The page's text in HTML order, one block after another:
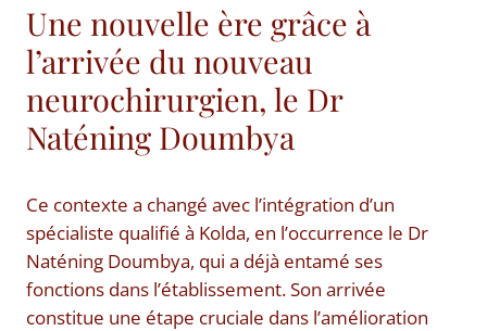
Une nouvelle ère grâce à
l’arrivée du nouveau
neurochirurgien, le Dr
Naténing Doumbya
Ce contexte a changé avec l’intégration d’un
spécialiste qualifié à Kolda, en l’occurrence le Dr
Naténing Doumbya, qui a déjà entamé ses
fonctions dans l’établissement. Son arrivée
constitue une étape cruciale dans l’amélioration